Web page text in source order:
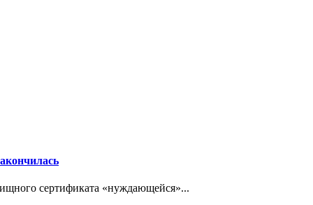
сертификата «нуждающейся»...